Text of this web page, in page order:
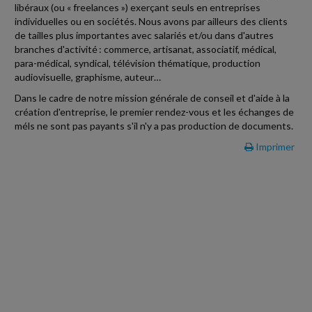
libéraux (ou « freelances ») exerçant seuls en entreprises
individuelles ou en sociétés. Nous avons par ailleurs des clients
de tailles plus importantes avec salariés et/ou dans d'autres
branches d'activité : commerce, artisanat, associatif, médical,
para-médical, syndical, télévision thématique, production
audiovisuelle, graphisme, auteur…
Dans le cadre de notre mission générale de conseil et d'aide à la
création d'entreprise, le premier rendez-vous et les échanges de
méls ne sont pas payants s'il n'y a pas production de documents.
Imprimer